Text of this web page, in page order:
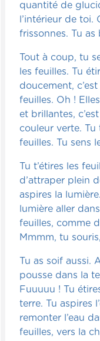
quantité de
l’intérieur de toi.
frissonnes. Tu
Tout à coup, tu
les feuilles. Tu
doucement,
feuilles. Oh !
et brillantes,
couleur verte. Tu
feuilles. Tu sens
Tu t’étires les
d’attraper plein
aspires la
lumière aller
feuilles, comme
Mmmm, tu
Tu as soif aussi.
pousse dans la
Fuuuuu ! Tu
terre. Tu aspires
remonter l’eau
feuilles, vers la